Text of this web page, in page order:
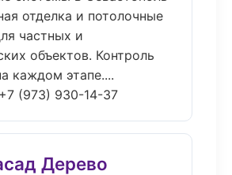
отделка и потолочные
частных и
объектов. Контроль
каждом этапе....
+7 (973) 930-14-37
Дерево